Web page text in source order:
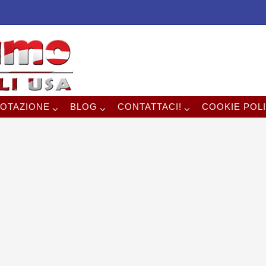
BLOG CONTATTACI! COOKIE